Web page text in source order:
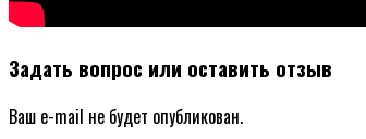
Задать вопрос или оставить отзыв
Ваш e-mail не будет опубликован.